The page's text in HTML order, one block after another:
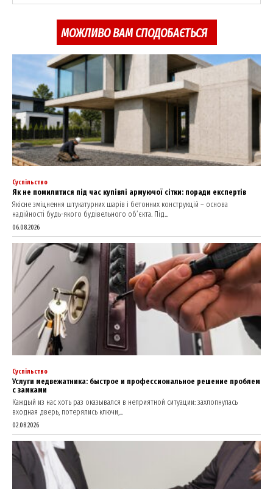
Company
About
Contact us
My account
МОЖЛИВО ВАМ СПОДОБАЄТЬСЯ
Суспільство
Як не помилитися під час купівлі армуючої сітки: поради експертів
Якісне зміцнення штукатурних шарів і бетонних конструкцій – основа
надійності будь-якого будівельного об’єкта. Під...
06.08.2026
Суспільство
Услуги медвежатника: быстрое и профессиональное решение проблем
с замками
Каждый из нас хоть раз оказывался в неприятной ситуации: захлопнулась
входная дверь, потерялись ключи,...
02.08.2026